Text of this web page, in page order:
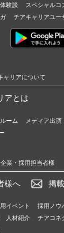
験談 スペシャルコ
チアキャリアユー
ャリアについて
アとは
ーム
メディア出演
企業・採用担当者様
様へ 掲
イベント 採用ノウ
人材紹介 チアコネ